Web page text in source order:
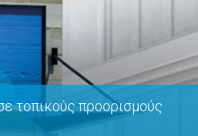
τοπικούς προορισμούς